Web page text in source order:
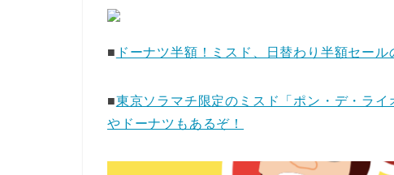
■ ドーナツ半額！ミスド、日替わり半額セー
■東京ソラマチ限定のミスド「ポン・デ・ラ
やドーナツもあるぞ！